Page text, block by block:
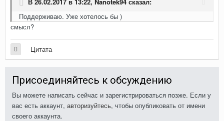
Поддерживаю. Уже хотелось бы )
смысл?
Цитата
Присоединяйтесь к обсуждению
Вы можете написать сейчас и зарегистрироваться позже. Если у
вас есть аккаунт, авторизуйтесь, чтобы опубликовать от имени
своего аккаунта.